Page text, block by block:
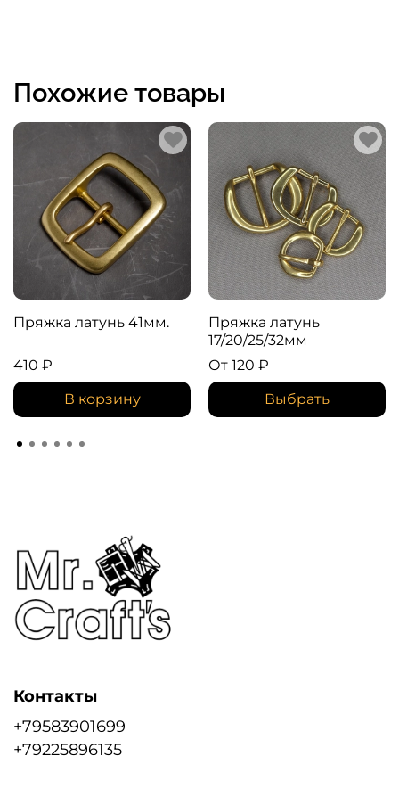
Похожие товары
Пряжка латунь 41мм.
410 ₽
В корзину
Пряжка латунь
17/20/25/32мм
От 120 ₽
Выбрать
Контакты
+79583901699
+79225896135